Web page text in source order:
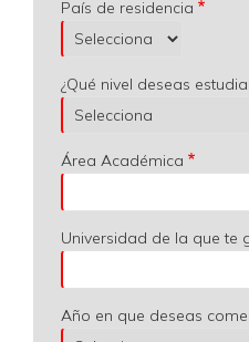
País de residencia
¿Qué nivel deseas
Área Académica
Universidad de la que te
Año en que deseas